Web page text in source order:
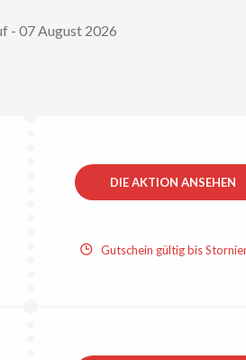
- 07 August 2026
DIE AKTION ANSEHEN
Gutschein gültig bis